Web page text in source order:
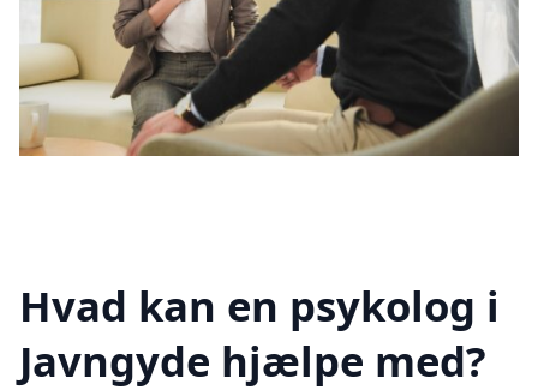
Hvad kan en psykolog i
Javngyde hjælpe med?